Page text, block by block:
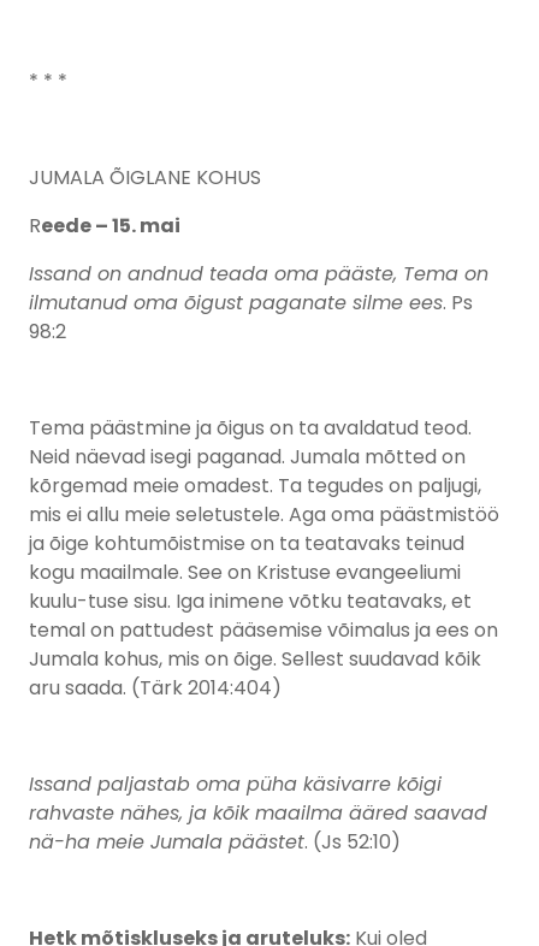
* * *
JUMALA ÕIGLANE KOHUS
Reede – 15. mai
Issand on andnud teada oma pääste, Tema on
ilmutanud oma õigust paganate silme ees. Ps
98:2
Tema päästmine ja õigus on ta avaldatud teod.
Neid näevad isegi paganad. Jumala mõtted on
kõrgemad meie omadest. Ta tegudes on paljugi,
mis ei allu meie seletustele. Aga oma päästmistöö
ja õige kohtumõistmise on ta teatavaks teinud
kogu maailmale. See on Kristuse evangeeliumi
kuulu-tuse sisu. Iga inimene võtku teatavaks, et
temal on pattudest pääsemise võimalus ja ees on
Jumala kohus, mis on õige. Sellest suudavad kõik
aru saada. (Tärk 2014:404)
Issand paljastab oma püha käsivarre kõigi
rahvaste nähes, ja kõik maailma ääred saavad
nä-ha meie Jumala päästet. (Js 52:10)
Hetk mõtiskluseks ja aruteluks: Kui oled